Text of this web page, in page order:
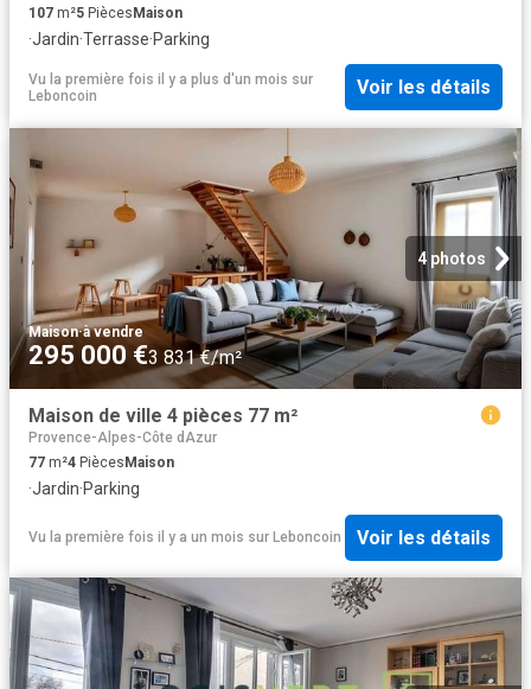
107 m²5 PiècesMaison
·Jardin·Terrasse·Parking
Vu la première fois il y a plus d'un mois sur
Leboncoin
Voir les détails
4 photos
Maison·à vendre
295 000 €3 831 €/m²
Maison de ville 4 pièces 77 m²
Provence-Alpes-Côte dAzur
77 m²4 Pièces Maison
·Jardin·Parking
Vu la première fois il y a un mois sur Leboncoin Voir les détails